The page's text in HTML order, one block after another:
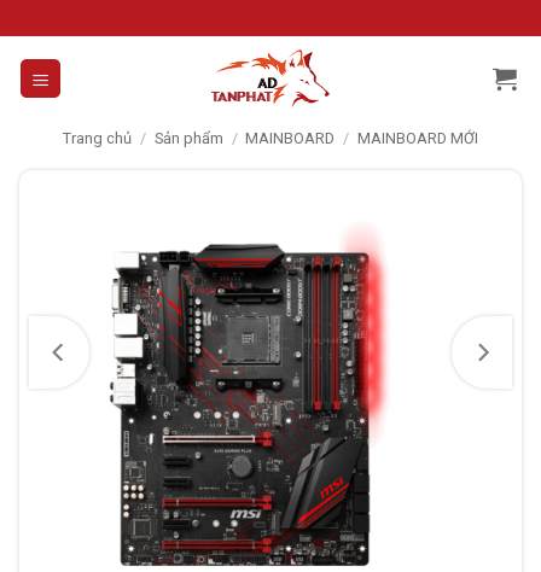
to
content
Trang chủ / Sản phẩm / MAINBOARD / MAINBOARD MỚI